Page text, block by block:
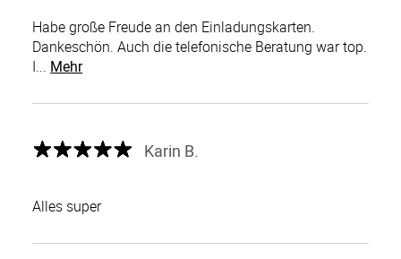
Habe große Freude an den Einladungskarten.
Dankeschön. Auch die telefonische Beratung war top.
I... Mehr
Karin B.
Alles super